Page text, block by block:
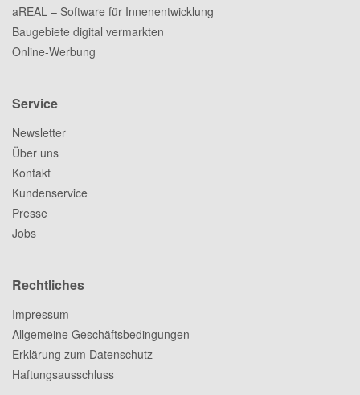
aREAL – Software für Innenentwicklung
Baugebiete digital vermarkten
Online-Werbung
Service
Newsletter
Über uns
Kontakt
Kundenservice
Presse
Jobs
Rechtliches
Impressum
Allgemeine Geschäftsbedingungen
Erklärung zum Datenschutz
Haftungsausschluss